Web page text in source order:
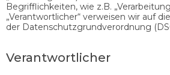
Begrifflichkeiten, wie z.B.
„Verantwortlicher“ verweisen wir auf
der Datenschutzgrundverordnung
Verantwortlicher